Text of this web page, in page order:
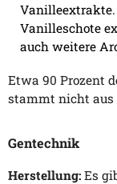
Vanilleextrakte.
Vanilleschote
auch weitere
Etwa 90 Prozent
stammt nicht aus
Gentechnik
Herstellung: Es